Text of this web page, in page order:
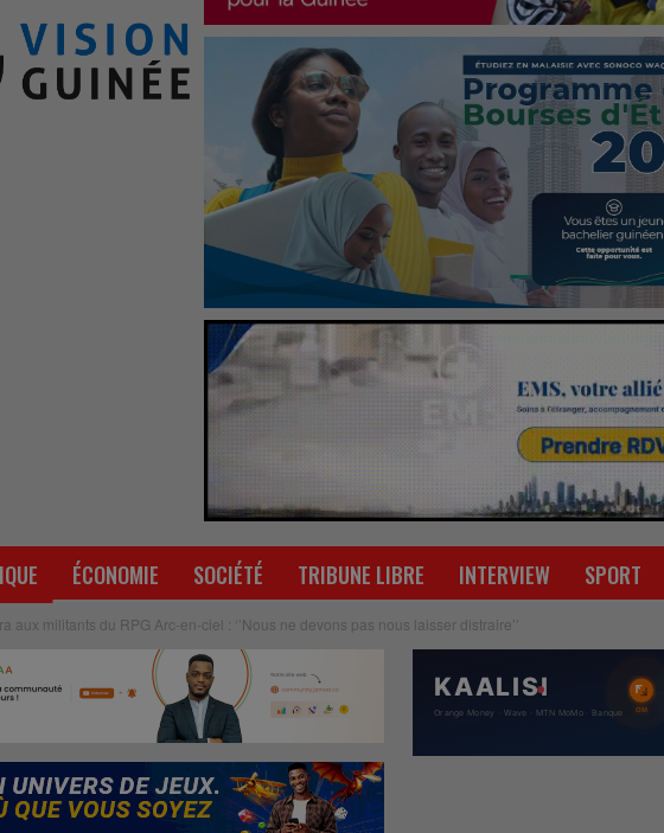
ÉCONOMIE SOCIÉTÉ TRIBUNE LIBRE INTERVIEW SPORT
aux militants du RPG Arc-en-ciel : ‘’Nous ne devons pas nous laisser distraire’’